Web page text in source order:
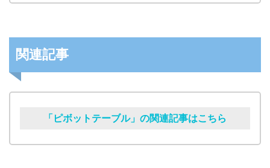
関連記事
「ピボットテーブル」の関連記事はこちら